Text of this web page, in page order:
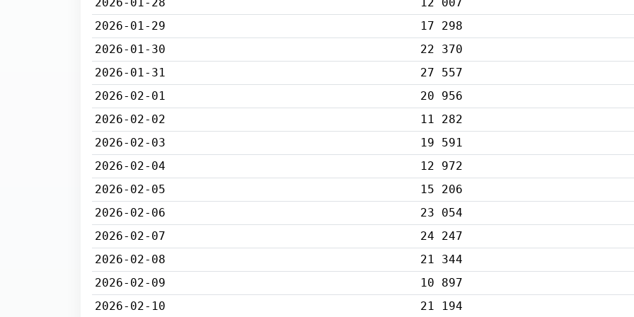
2026-01-29
17 298
2026-01-30
22 370
2026-01-31
27 557
2026-02-01
20 956
2026-02-02
11 282
2026-02-03
19 591
2026-02-04
12 972
2026-02-05
15 206
2026-02-06
23 054
2026-02-07
24 247
2026-02-08
21 344
2026-02-09
10 897
2026-02-10
21 194